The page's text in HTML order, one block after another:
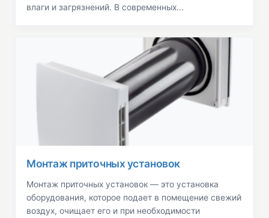
влаги и загрязнений. В современных...
Монтаж приточных установок
Монтаж приточных установок — это установка
оборудования, которое подает в помещение свежий
воздух, очищает его и при необходимости